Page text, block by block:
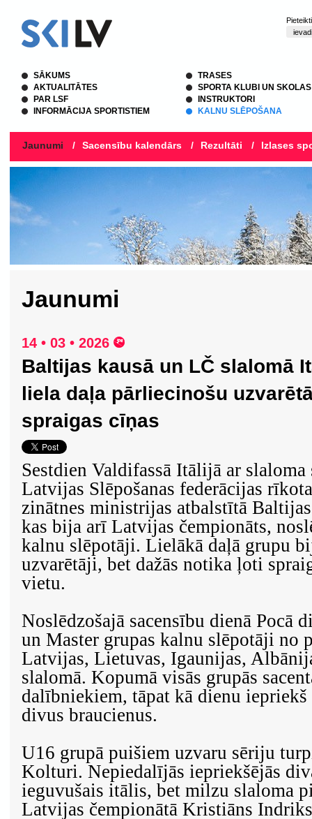
SĀKUMS
AKTUALITĀTES
PAR LSF
INFORMĀCIJA SPORTISTIEM
TRASES
SPORTA KLUBI UN SKOLAS
INSTRUKTORI
KALNU SLĒPOŠANA
Jaunumi / Sacensību kalendārs / Rezultāti / Izlases
Jaunumi
14 • 03 • 2026
Baltijas kausā un LČ slalomā
liela daļa pārliecinošu
spraigas cīņas
Sestdien Valdifassā Itālijā ar slaloma
Latvijas Slēpošanas federācijas
zinātnes ministrijas atbalstītā
kas bija arī Latvijas čempionāts,
kalnu slēpotāji. Lielākā daļā grupu
uzvarētāji, bet dažās notika ļoti
vietu.
Noslēdzošajā sacensību dienā Pocā
un Master grupas kalnu slēpotāji no
Latvijas, Lietuvas, Igaunijas,
slalomā. Kopumā visās grupās
dalībniekiem, tāpat kā dienu
divus braucienus.
U16 grupā puišiem uzvaru sēriju
Kolturi. Nepiedalījās iepriekšējās
ieguvušais itālis, bet milzu slaloma
Latvijas čempionātā Kristiāns